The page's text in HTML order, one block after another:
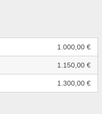
1.000,00 €
1.150,00 €
1.300,00 €